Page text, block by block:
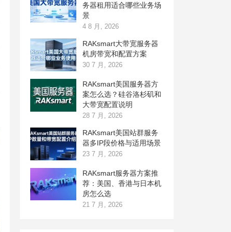
务器租用适合哪些业务场
景
4 8 月, 2026
RAKsmart大带宽服务器
机房带宽和配置方案
30 7 月, 2026
RAKsmart美国服务器方
案怎么选？硅谷洛杉矶和
大带宽配置说明
28 7 月, 2026
RAKsmart美国站群服务
器多IP段价格与适用场景
23 7 月, 2026
RAKsmart服务器方案推
荐：美国、香港与日本机
房怎么选
21 7 月, 2026